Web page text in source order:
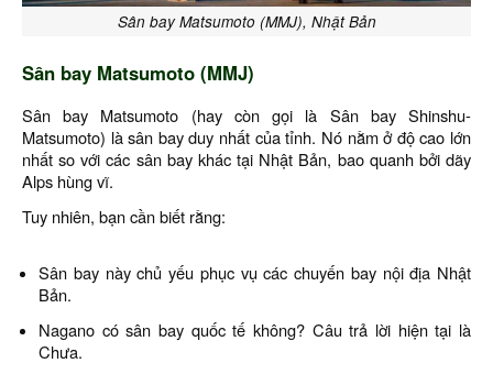
Sân bay Matsumoto (MMJ), Nhật Bản
Sân bay Matsumoto (MMJ)
Sân bay Matsumoto (hay còn gọi là Sân bay Shinshu-
Matsumoto) là sân bay duy nhất của tỉnh. Nó nằm ở độ cao lớn
nhất so với các sân bay khác tại Nhật Bản, bao quanh bởi dãy
Alps hùng vĩ.
Tuy nhiên, bạn cần biết rằng:
Sân bay này chủ yếu phục vụ các chuyến bay nội địa Nhật
Bản.
Nagano có sân bay quốc tế không? Câu trả lời hiện tại là
Chưa.